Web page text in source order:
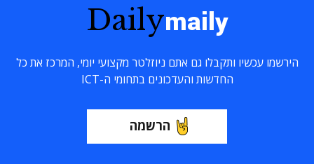
Dailymaily
הירשמו עכשיו ותקבלו גם אתם ניוזלטר מקצועי יומי, המרכז את כל
החדשות והעדכונים בתחומי ה-ICT
הרשמה